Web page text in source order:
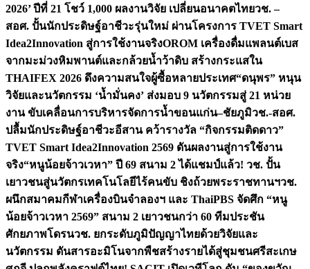
2026’ ปีที่ 21 โชว์ 1,000 ผลงานวิจัย เปลี่ยนอนาคตไทยวช. –
สอศ. ปั้นนักประดิษฐ์อาชีวะรุ่นใหม่ ผ่านโครงการ TVET Smart
Idea2Innovation สู่การใช้งานจริงOROM เครื่องดื่มแพลนต์เบส
จากมะม่วงหิมพานต์และกล้วยน้ำว้าดิบ สร้างกระแสใน
THAIFEX 2026 ดึงความสนใจผู้ซื้อหลายประเทศ“ดนุพร” หนุน
วิจัยและนวัตกรรม ‘น้ำมั่นคง’ ส่งมอบ 9 นวัตกรรมสู่ 21 หน่วย
งาน ขับเคลื่อนการบริหารจัดการน้ำขอนแก่น–ชัยภูมิวช.-สอศ.
ปลื้มนักประดิษฐ์อาชีวะอีสาน คว้ารางวัล “กิจกรรมติดดาว”
TVET Smart Idea2Innovation 2569 ดันผลงานสู่การใช้งาน
จริง“หนูน้อยจ้าวเวหา” ปี 69 สนาม 2 ได้แชมป์แล้ว! วช. ปั้น
เยาวชนสู่นวัตกรเทคโนโลยีไร้คนขับ ชิงถ้วยพระราชทานฯวช.
ผนึกสมาคมกีฬาเครื่องบินจำลองฯ และ ThaiPBS จัดศึก “หนู
น้อยจ้าวเวหา 2569” สนาม 2 เยาวชนกว่า 60 ทีมประชัน
ศักยภาพโดรนวช. ยกระดับภูมิปัญญาไทยด้วยวิจัยและ
นวัตกรรม ดันสารอะมิโนจากพืชสร้างรายได้สู่ชุมชนศรีสะเกษ